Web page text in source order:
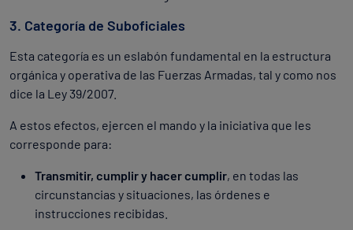
3. Categoría de Suboficiales
Esta categoría es un eslabón fundamental en la estructura
orgánica y operativa de las Fuerzas Armadas, tal y como nos
dice la Ley 39/2007.
A estos efectos, ejercen el mando y la iniciativa que les
corresponde para:
Transmitir, cumplir y hacer cumplir, en todas las
circunstancias y situaciones, las órdenes e
instrucciones recibidas.